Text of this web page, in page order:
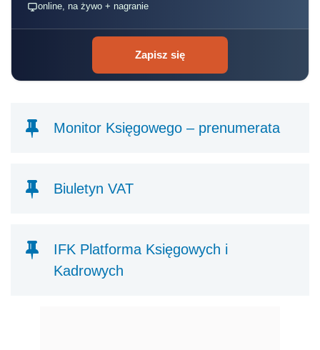
online, na żywo + nagranie
Zapisz się
Monitor Księgowego – prenumerata
Biuletyn VAT
IFK Platforma Księgowych i
Kadrowych